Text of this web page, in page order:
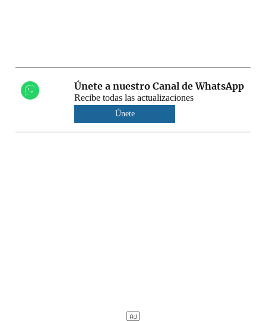
Únete a nuestro Canal de WhatsApp
Recibe todas las actualizaciones
Únete